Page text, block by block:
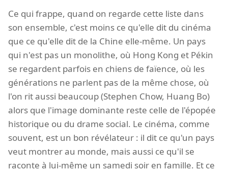
Ce qui frappe, quand on regarde cette liste dans
son ensemble, c'est moins ce qu'elle dit du cinéma
que ce qu'elle dit de la Chine elle-même. Un pays
qui n'est pas un monolithe, où Hong Kong et Pékin
se regardent parfois en chiens de faïence, où les
générations ne parlent pas de la même chose, où
l'on rit aussi beaucoup (Stephen Chow, Huang Bo)
alors que l'image dominante reste celle de l'épopée
historique ou du drame social. Le cinéma, comme
souvent, est un bon révélateur : il dit ce qu'un pays
veut montrer au monde, mais aussi ce qu'il se
raconte à lui-même un samedi soir en famille. Et ce